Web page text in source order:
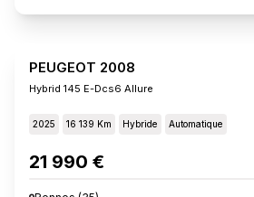
PEUGEOT 2008
Hybrid 145 E-Dcs6 Allure
2025 16 139 Km Hybride Automatique
21 990 €